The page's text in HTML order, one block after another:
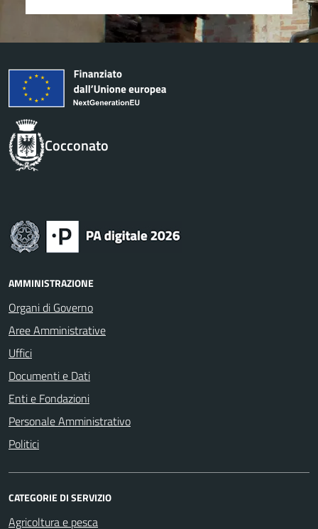
Cocconato
AMMINISTRAZIONE
Organi di Governo
Aree Amministrative
Uffici
Documenti e Dati
Enti e Fondazioni
Personale Amministrativo
Politici
CATEGORIE DI SERVIZIO
Agricoltura e pesca